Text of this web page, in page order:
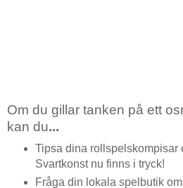
Om du gillar tanken på ett
kan du...
Tipsa dina rollspelskompisar
Svartkonst nu finns i tryck!
Fråga din lokala spelbutik